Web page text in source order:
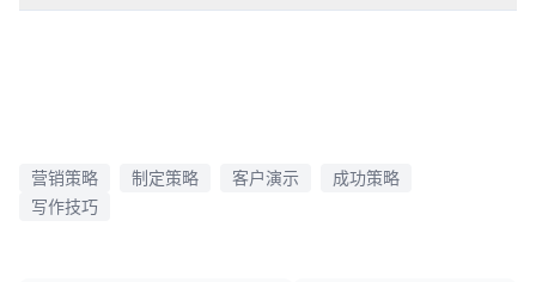
营销策略 制定策略 客户演示
成功策略
写作技巧